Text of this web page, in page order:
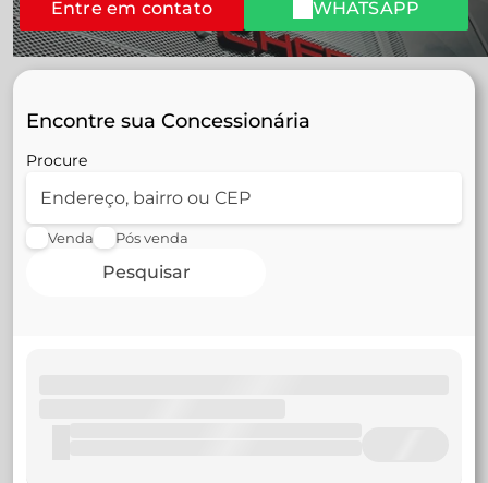
Entre em contato WHATSAPP
Encontre sua Concessionária
Procure
Venda Pós venda
Pesquisar